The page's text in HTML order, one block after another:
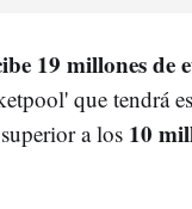
19 millones de
que tendrá
a los 10